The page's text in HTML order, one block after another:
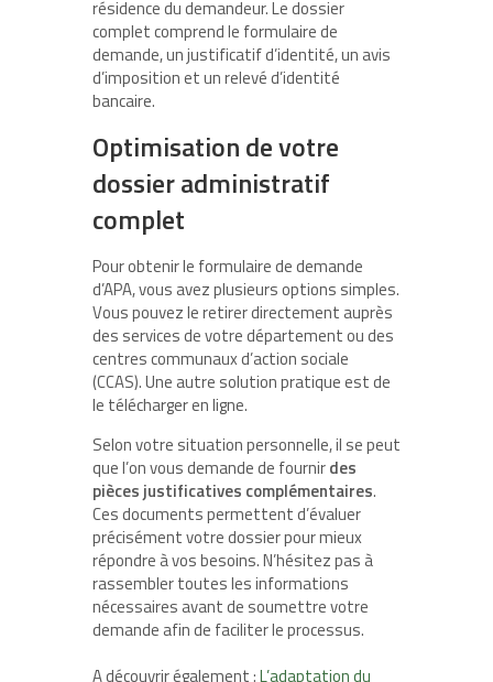
résidence du demandeur. Le dossier
complet comprend le formulaire de
demande, un justificatif d’identité, un avis
d’imposition et un relevé d’identité
bancaire.
Optimisation de votre
dossier administratif
complet
Pour obtenir le formulaire de demande
d’APA, vous avez plusieurs options simples.
Vous pouvez le retirer directement auprès
des services de votre département ou des
centres communaux d’action sociale
(CCAS). Une autre solution pratique est de
le télécharger en ligne.
Selon votre situation personnelle, il se peut
que l’on vous demande de fournirdes
pièces justificatives complémentaires.
Ces documents permettent d’évaluer
précisément votre dossier pour mieux
répondre à vos besoins. N’hésitez pas à
rassembler toutes les informations
nécessaires avant de soumettre votre
demande afin de faciliter le processus.
A découvrir également :L’adaptation du